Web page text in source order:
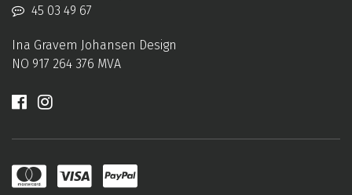
45 03 49 67
Ina Gravem Johansen Design
NO 917 264 376 MVA